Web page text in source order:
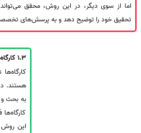
اما از سوی دیگر، در این روش، محقق
تحقیق خود را توضیح دهد و به پرسش‌های
1.3
هستند.
به بحث و
این روش